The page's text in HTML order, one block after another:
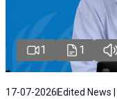
1 1
17-07-2026 Edited News |